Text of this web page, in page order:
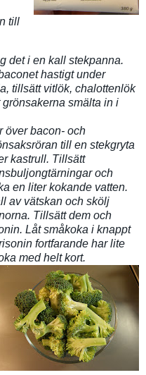
till
det i en kall stekpanna.
hastigt under
tillsätt vitlök, chalottenlök
smälta in i
över bacon- och
till en stekgryta
kastrull. Tillsätt
och
en liter kokande vatten.
av vätskan och skölj
Tillsätt dem och
Låt småkoka i knappt
fortfarande har lite
med helt kort.